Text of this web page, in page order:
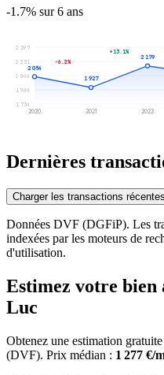
-1.7% sur 6 ans
1 734
1 900
2 066
2 231
2 397
2 054
2020
1 927
2021
2 179
2022
-6.2%
+13.1%
Dernières
Charger les transactions
Données DVF (DGFiP). Les
indexées par les moteurs de
d'utilisation.
Estimez votre bien
Luc
Obtenez une estimation
(DVF). Prix médian : 1 277 €/